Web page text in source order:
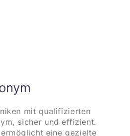
mit qualifizierten
sicher und effizient.
eine gezielte